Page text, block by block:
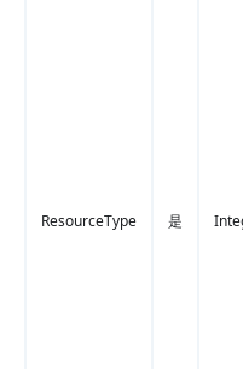
ResourceType 是